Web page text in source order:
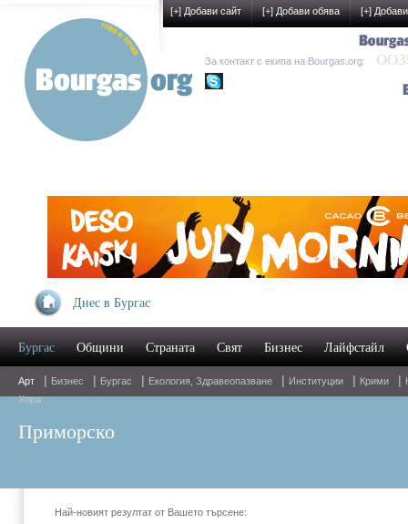
Днес в Бургас
Бургас Общини Страната Свят Бизнес Лайфстайл
Арт | Бизнес | Бургас | Екология, Здравеопазване | Институции | Крими |
Хора
Приморско
Най-новият резултат от Вашето търсене:
[+] Добави сайт [+] Добави обява [+]
За контакт с екипа на Bourgas.org: